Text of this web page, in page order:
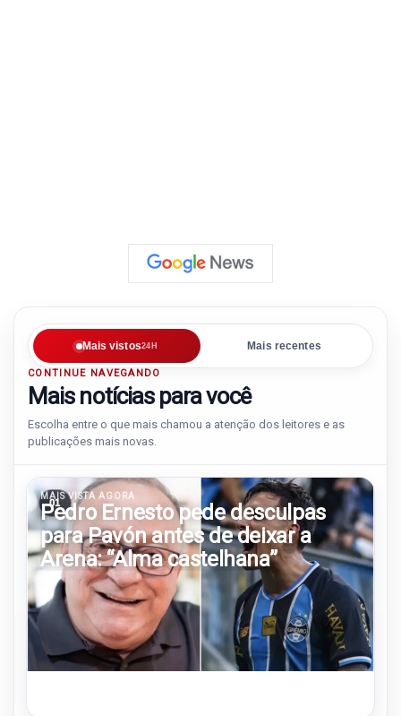
Mais vistos24H Mais recentes
CONTINUE NAVEGANDO
Mais notícias para você
Escolha entre o que mais chamou a atenção dos leitores e as
publicações mais novas.
01
MAIS VISTA AGORA
Pedro Ernesto pede desculpas
para Pavón antes de deixar a
Arena: “Alma castelhana”